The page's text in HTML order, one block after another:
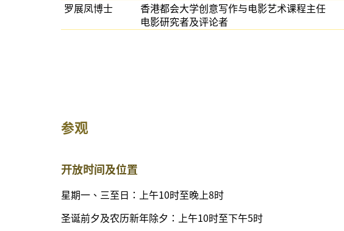
罗展凤博士
香港都会大学创意写作与电影艺术课程主任
电影研究者及评论者
参观
开放时间及位置
星期一、三至日：上午10时至晚上8时
圣诞前夕及农历新年除夕：上午10时至下午5时